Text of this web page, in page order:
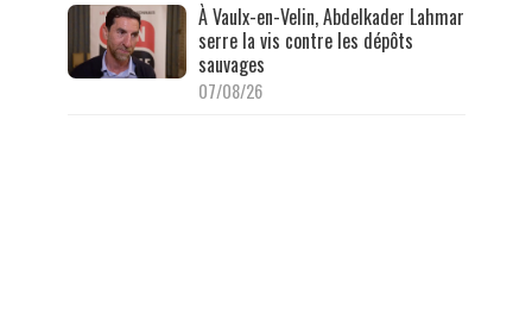
À Vaulx-en-Velin, Abdelkader Lahmar
serre la vis contre les dépôts
sauvages
07/08/26